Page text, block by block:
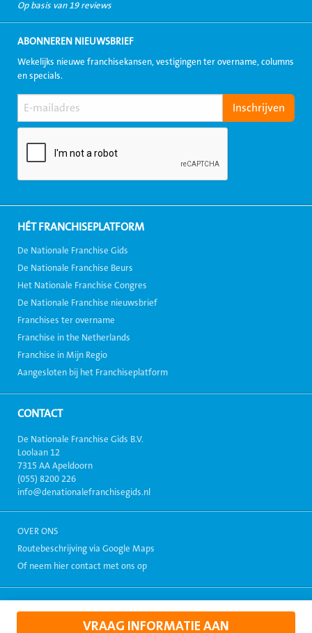
VRAAG INFORMATIE AAN
Op basis van 19 reviews
ABONNEREN NIEUWSBRIEF
Wekelijks nieuwe franchisekansen, vestigingen ter overname, columns
en specials.
HÉT FRANCHISEPLATFORM
De Nationale Franchise Gids
De Nationale Franchise Beurs
Het Nationale Franchise Congres
De Nationale Franchise nieuwsbrief
Franchises ter overname
Franchise in the Netherlands
Franchise in Mijn Regio
Aangesloten bij het Franchiseplatform
CONTACT
De Nationale Franchise Gids B.V.
Loolaan 12
7315 AA Apeldoorn
(055) 8200 226
info@denationalefranchisegids.nl
OVER ONS
Routebeschrijving via Google Maps
Of neem hier contact met ons op
weergegeven op deze site mag niet zonder toestemming verspreid